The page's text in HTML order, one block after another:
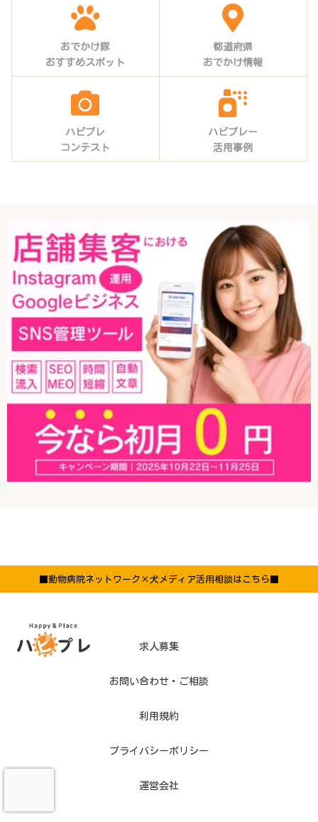
おでかけ隊
おすすめスポット
都道府県
おでかけ情報
ハピプレ
コンテスト
ハピプレー
活用事例
■動物病院ネットワーク×犬メディア活用相談はこちら■
求人募集
お問い合わせ・ご相談
利用規約
プライバシーポリシー
運営会社